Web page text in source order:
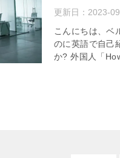
更新日： 2023-
こんにちは、
のに英語で自己
か? 外国人「